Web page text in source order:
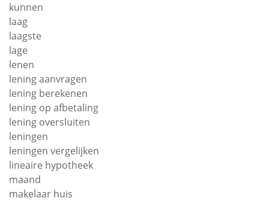
kunnen
laag
laagste
lage
lenen
lening aanvragen
lening berekenen
lening op afbetaling
lening oversluiten
leningen
leningen vergelijken
lineaire hypotheek
maand
makelaar huis